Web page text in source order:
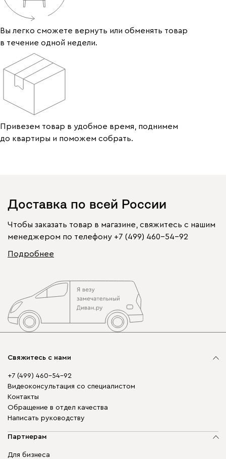
Вы легко сможете вернуть или обменять товар
в течение одной недели.
Привезем товар в удобное время, поднимем
до квартиры и поможем собрать.
Доставка по всей России
Чтобы заказать товар в магазине, свяжитесь с нашим
менеджером по телефону +7 (499) 460-54-92
Подробнее
Свяжитесь с нами
+7 (499) 460-54-92
Видеоконсультация со специалистом
Контакты
Обращение в отдел качества
Написать руководству
Партнерам
Для бизнеса